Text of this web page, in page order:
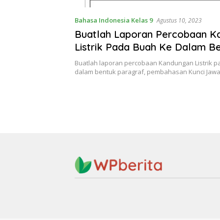
Bahasa Indonesia Kelas 9 Agustus 10, 2023
Buatlah Laporan Percobaan
Listrik Pada Buah Ke Dalam
Paragraf Bahasa Indonesia
Buatlah laporan percobaan Kandungan Listrik
dalam bentuk paragraf, pembahasan Kunci